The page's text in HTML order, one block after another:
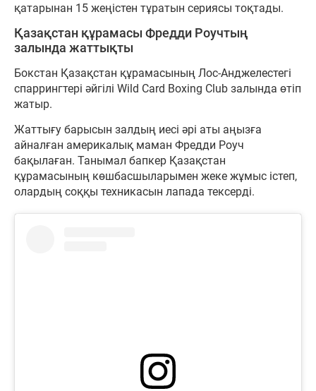
қатарынан 15 жеңістен тұратын сериясы тоқтады.
Қазақстан құрамасы Фредди Роучтың
залында жаттықты
Бокстан Қазақстан құрамасының Лос-Анджелестегі
спаррингтері әйгілі Wild Card Boxing Club залында өтіп
жатыр.
Жаттығу барысын залдың иесі әрі аты аңызға
айналған америкалық маман Фредди Роуч
бақылаған. Танымал бапкер Қазақстан
құрамасының көшбасшыларымен жеке жұмыс істеп,
олардың соққы техникасын лапада тексерді.